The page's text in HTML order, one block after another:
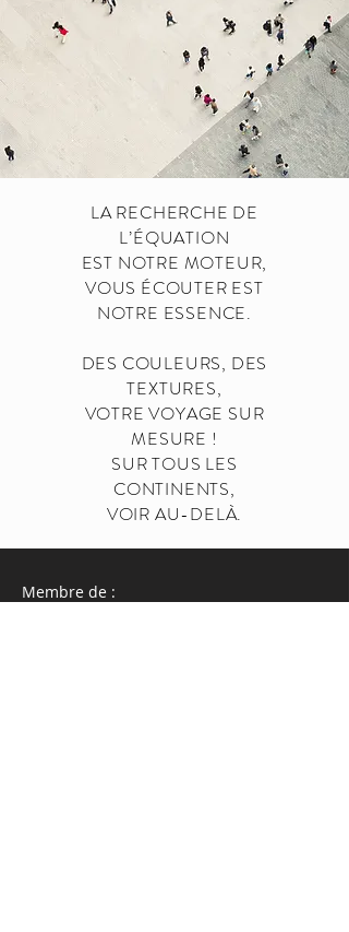
LA RECHERCHE DE
L’ÉQUATION
EST NOTRE MOTEUR,
VOUS ÉCOUTER EST
NOTRE ESSENCE.
DES COULEURS, DES
TEXTURES,
VOTRE VOYAGE SUR
MESURE !
SUR TOUS LES
CONTINENTS,
VOIR AU-DELÀ.
Membre de :